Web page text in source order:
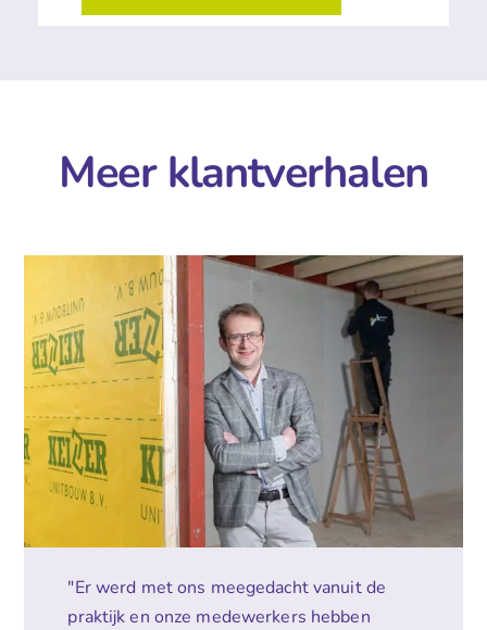
Meer klantverhalen
"Er werd met ons meegedacht vanuit de
praktijk en onze medewerkers hebben